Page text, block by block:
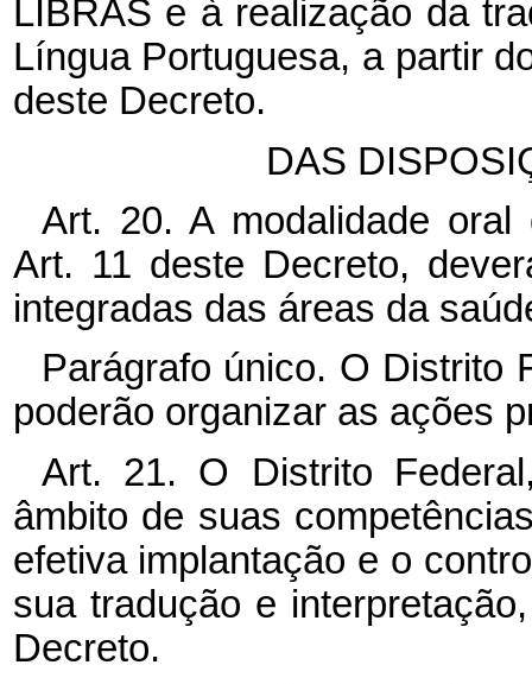
LIBRAS e à realização da
Língua Portuguesa, a partir
deste Decreto.
DAS
Art. 20. A modalidade
Art. 11 deste Decreto,
integradas das áreas da
Parágrafo único. O Distrito
poderão organizar as ações
Art. 21. O Distrito
âmbito de suas
efetiva implantação e o
sua tradução e
Decreto.